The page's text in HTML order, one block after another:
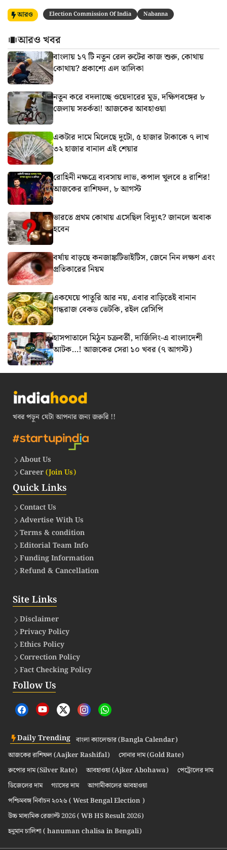
আরও Election Commission Of India Nabanna
আরও খবর
বাংলায় ১৭ টি নতুন রেল রুটের কাজ শুরু, কোথায়
কোথায়? প্রকাশ্যে এল তালিকা
নতুন করে বদলাচ্ছে ওয়েদারের মুড, দক্ষিণবঙ্গের ৮
জেলায় সতর্কতা! আজকের আবহাওয়া
একটার দামে মিলেছে দুটো, ৫ হাজার টাকাকে ৭ লাখ
৩২ হাজার বানাল এই শেয়ার
রোহিনী নক্ষত্রে ব্যবসায় লাভ, কপাল খুলবে ৪ রাশির!
আজকের রাশিফল, ৮ আগস্ট
ভারতে প্রথম কোথায় এসেছিল বিদ্যুৎ? জানলে অবাক
হবেন
বর্ষায় বাড়ছে কনজাঙ্কটিভাইটিস, জেনে নিন লক্ষণ এবং
প্রতিকারের নিয়ম
একঘেয়ে পাতুরি আর নয়, এবার বাড়িতেই বানান
গন্ধরাজ বেকড ভেটকি, রইল রেসিপি
হাসপাতালে মিঠুন চক্রবর্তী, দার্জিলিং-এ বাংলাদেশী
আটক…! আজকের সেরা ১০ খবর (৭ আগস্ট)
খবর পড়ুন যেটা আপনার জন্য জরুরি !!
About Us
Career(Join Us)
Quick Links
Contact Us
Advertise With Us
Terms & condition
Editorial Team Info
Funding Information
Refund & Cancellation
Site Links
Disclaimer
Privacy Policy
Ethics Policy
Correction Policy
Fact Checking Policy
Follow Us
Daily Trending বাংলা ক্যালেন্ডার (Bangla Calendar)
আজকের রাশিফল (Aajker Rashifal)
সোনার দাম (Gold Rate)
রুপোর দাম (Silver Rate)
আবহাওয়া (Ajker Abohawa)
পেট্রোলের দাম
ডিজেলের দাম
গ্যাসের দাম
আগামীকালের আবহাওয়া
পশ্চিমবঙ্গ নির্বাচন ২০২৬ ( West Bengal Election )
উচ্চ মাধ্যমিক রেজাল্ট 2026 ( WB HS Result 2026)
হনুমান চালিশা ( hanuman chalisa in Bengali)